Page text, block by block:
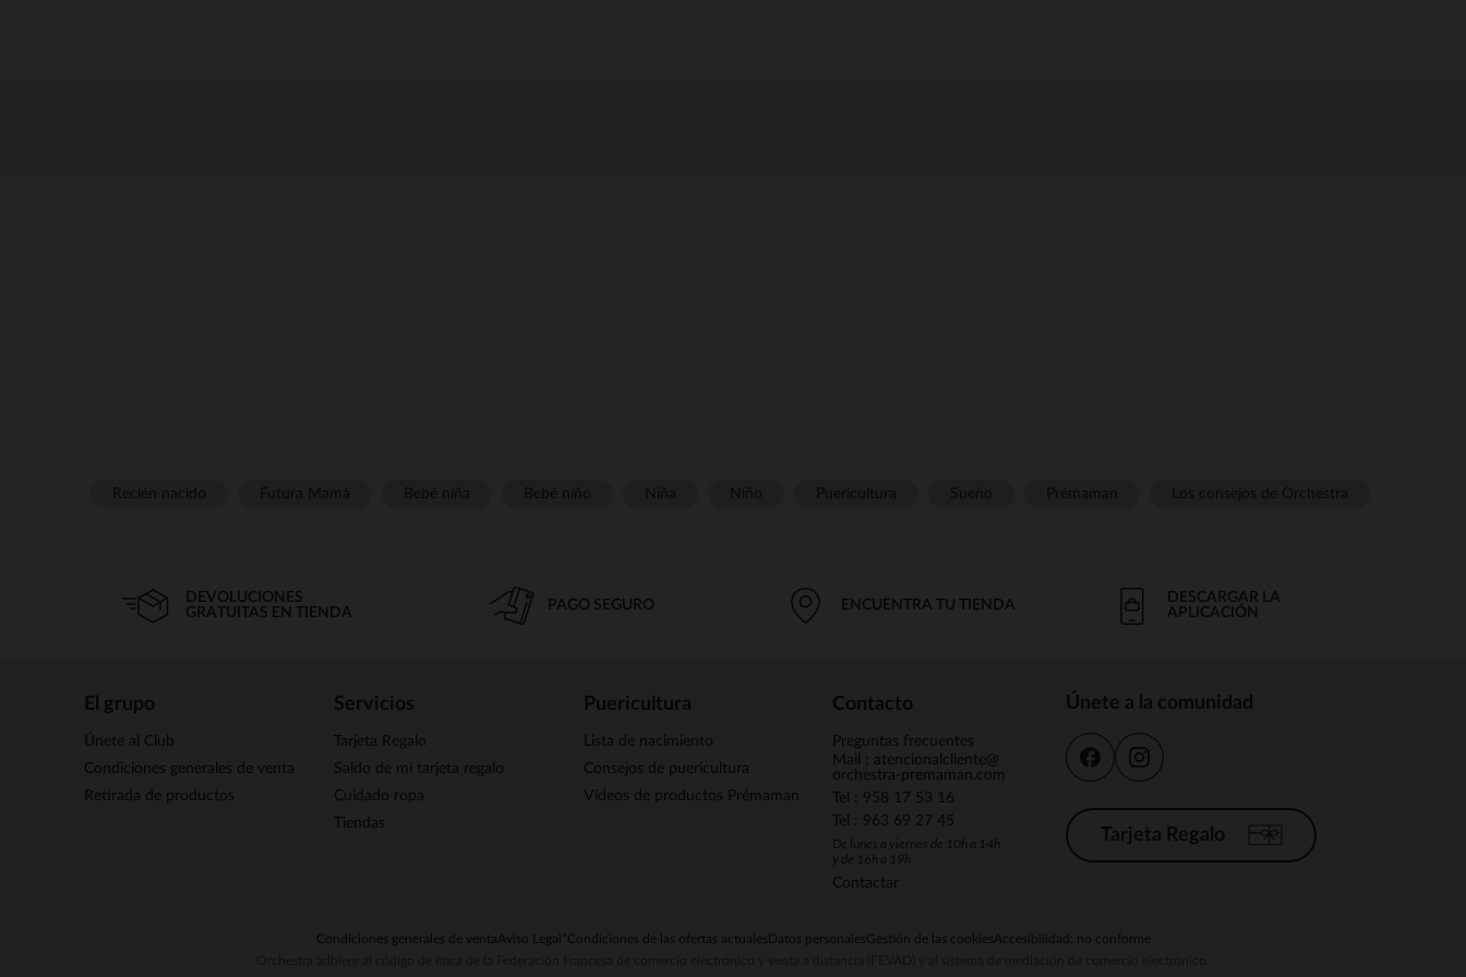
DEVOLUCIONES
GRATUITAS EN TIENDA
PAGO SEGURO ENCUENTRA TU TIENDA
DESCARGAR LA
APLICACIÓN
El grupo
Únete al Club
Condiciones generales de venta
Retirada de productos
Servicios
Tarjeta Regalo
Saldo de mi tarjeta regalo
Cuidado ropa
Tiendas
Puericultura
Lista de nacimiento
Consejos de puericultura
Vídeos de productos Prémaman
Contacto
Preguntas frecuentes
Mail : atencionalcliente@
orchestra-premaman.com
Tel : 958 17 53 16
Tel : 963 69 27 45
De lunes a viernes de 10h a 14h
y de 16h a 19h
Contactar
Únete a la comunidad
Tarjeta Regalo
Condiciones generales de ventaAviso Legal *Condiciones de las ofertas actuales Datos personalesGestión de las cookiesAccesibilidad: no conforme